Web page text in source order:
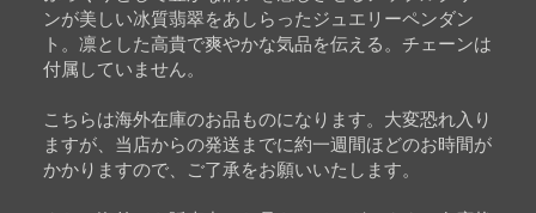
ンが美しい冰質翡翠をあしらったジュエリーペンダン
ト。凛とした高貴で爽やかな気品を伝える。チェーンは
付属していません。
こちらは海外在庫のお品ものになります。大変恐れ入り
ますが、当店からの発送までに約一週間ほどのお時間が
かかりますので、ご了承をお願いいたします。